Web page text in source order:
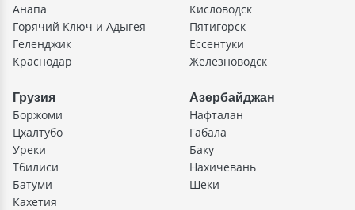
Анапа
Горячий Ключ и Адыгея
Геленджик
Краснодар
Кисловодск
Пятигорск
Ессентуки
Железноводск
Грузия
Боржоми
Цхалтубо
Уреки
Тбилиси
Батуми
Кахетия
Азербайджан
Нафталан
Габала
Баку
Нахичевань
Шеки